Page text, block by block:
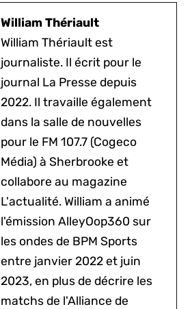
William Thériault
William Thériault est
journaliste. Il écrit pour le
journal La Presse depuis
2022. Il travaille également
dans la salle de nouvelles
pour le FM 107.7 (Cogeco
Média) à Sherbrooke et
collabore au magazine
L'actualité. William a animé
l'émission AlleyOop360 sur
les ondes de BPM Sports
entre janvier 2022 et juin
2023, en plus de décrire les
matchs de l'Alliance de